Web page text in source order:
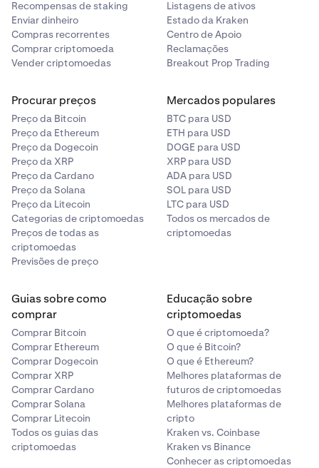
Distribuição de Recompensas
As recompensas serão creditadas nas Kraken Spot
Wallets dos participantes elegíveis no prazo de sete (7)
As recompensas são intransferíveis e não podem ser
substituídas, exceto pela Kraken, a seu exclusivo
critério.
Os participantes são os únicos responsáveis por
quaisquer impostos decorrentes da receção da
recompensa.
regras da LCIA.
A Kraken pode procurar reparação equitativa em
qualquer tribunal competente.
mínima necessária, enquanto o restante das Regras
permanece válido.
Recompensas de staking
Enviar dinheiro
Compras recorrentes
Comprar criptomoeda
Vender criptomoedas
Listagens de ativos
Estado da Kraken
Centro de Apoio
Reclamações
Breakout Prop Trading
Procurar preços
Preço da Bitcoin
Preço da Ethereum
Preço da Dogecoin
Preço da XRP
Preço da Cardano
Preço da Solana
Preço da Litecoin
Categorias de criptomoedas
Preços de todas as
criptomoedas
Previsões de preço
Mercados populares
BTC para USD
ETH para USD
DOGE para USD
XRP para USD
ADA para USD
SOL para USD
LTC para USD
Todos os mercados de
criptomoedas
Guias sobre como
comprar
Comprar Bitcoin
Comprar Ethereum
Comprar Dogecoin
Comprar XRP
Comprar Cardano
Comprar Solana
Comprar Litecoin
Todos os guias das
criptomoedas
Educação sobre
criptomoedas
O que é criptomoeda?
O que é Bitcoin?
O que é Ethereum?
Melhores plataformas de
futuros de criptomoedas
Melhores plataformas de
cripto
Kraken vs. Coinbase
Kraken vs Binance
Conhecer as criptomoedas